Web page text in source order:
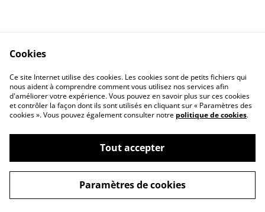
Contactez-nous
Conditions
Politique de
confidentialité
Politique de cookies
©2026QUINCAILLERIE DE LA SCIE
powered by
Cookies
Ce site Internet utilise des cookies. Les cookies sont de petits fichiers qui
nous aident à comprendre comment vous utilisez nos services afin
d'améliorer votre expérience. Vous pouvez en savoir plus sur ces cookies
et contrôler la façon dont ils sont utilisés en cliquant sur « Paramètres des
cookies ». Vous pouvez également consulter notre politique de cookies.
Tout accepter
Paramètres de cookies